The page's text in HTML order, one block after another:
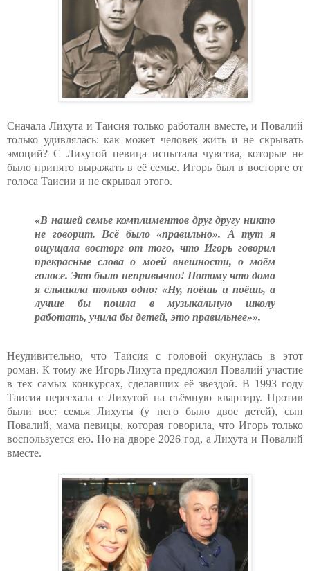
Сначала Лихута и Таисия только работали вместе, и Повалий
только удивлялась: как может человек жить и не скрывать
эмоций? С Лихутой певица испытала чувства, которые не
было принято выражать в её семье. Игорь был в восторге от
голоса Таисии и не скрывал этого.
«В нашей семье комплиментов друг другу никто
не говорит. Всё было «правильно». А тут я
ощущала восторг от того, что Игорь говорил
прекрасные слова о моей внеш­ности, о моём
голосе. Это было непривычно! Потому что дома
я слышала только одно: «Ну, поёшь и поёшь, а
лучше бы пошла в музыкальную школу
работать, учила бы детей, это правильнее»».
Неудивительно, что Таисия с головой окунулась в этот
роман. К тому же Игорь Лихута предложил Повалий участие
в тех самых конкурсах, сделавших её звездой. В 1993 году
Таисия переехала с Лихутой на съёмную квартиру. Против
были все: семья Лихуты (у него было двое детей), сын
Повалий, мама певицы, которая говорила, что Игорь только
воспользуется ею. Но на дворе 2026 год, а Лихута и Повалий
вместе.